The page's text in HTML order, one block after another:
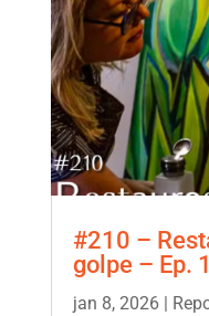
#210 –
golpe – Ep. 1
jan 8, 2026|